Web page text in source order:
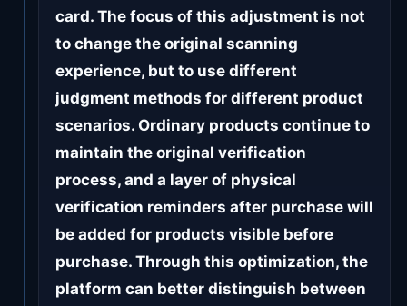
card. The focus of this adjustment is not
to change the original scanning
experience, but to use different
judgment methods for different product
scenarios. Ordinary products continue to
maintain the original verification
process, and a layer of physical
verification reminders after purchase will
be added for products visible before
purchase. Through this optimization, the
platform can better distinguish between